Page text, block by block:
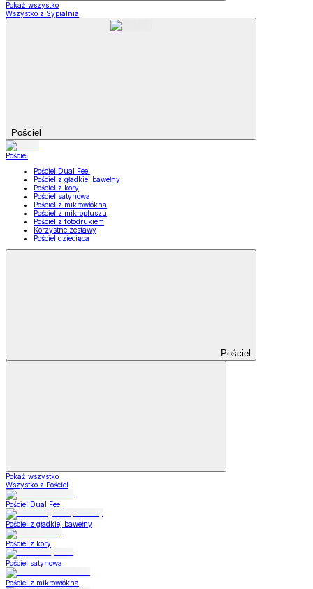
Pokaż wszystko
Wszystko z Sypialnia
Pościel
Pościel
Pościel Dual Feel
Pościel z gładkiej bawełny
Pościel z kory
Pościel satynowa
Pościel z mikrowłókna
Pościel z mikropluszu
Pościel z fotodrukiem
Korzystne zestawy
Pościel dziecięca
Pościel
Pokaż wszystko
Wszystko z Pościel
Pościel Dual Feel
Pościel z gładkiej bawełny
Pościel z kory
Pościel satynowa
Pościel z mikrowłókna